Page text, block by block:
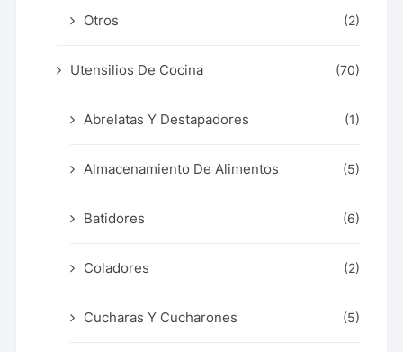
Otros (2)
Utensilios De Cocina (70)
Abrelatas Y Destapadores (1)
Almacenamiento De Alimentos (5)
Batidores (6)
Coladores (2)
Cucharas Y Cucharones (5)